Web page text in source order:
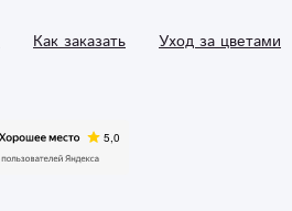
Как заказать Уход за цветами